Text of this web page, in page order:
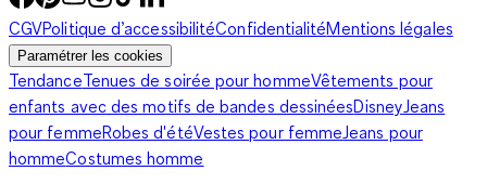
CGVPolitique d’accessibilitéConfidentialitéMentions légales
Paramétrer les cookies
TendanceTenues de soirée pour hommeVêtements pour
enfants avec des motifs de bandes dessinéesDisneyJeans
pour femmeRobes d'étéVestes pour femmeJeans pour
hommeCostumes homme